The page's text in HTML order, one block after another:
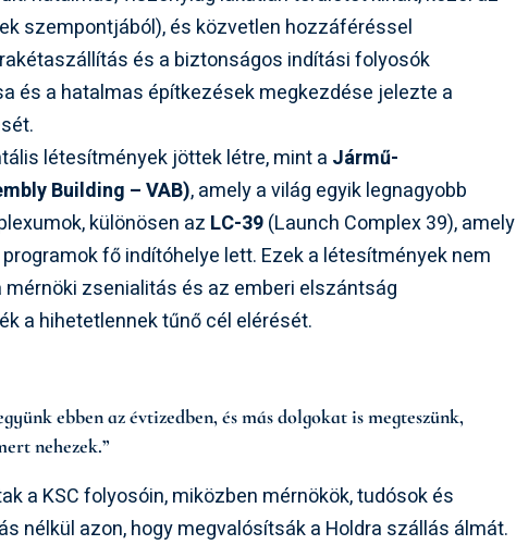
szempontjából), és közvetlen hozzáféréssel
és a biztonságos indítási folyosók
és a hatalmas építkezések megkezdése jelezte a
létesítmények jöttek létre, mint a Jármű-
Building – VAB), amely a világ egyik legnagyobb
különösen az LC-39(Launch Complex 39), amely
fő indítóhelye lett. Ezek a létesítmények nem
zsenialitás és az emberi elszántság
a hihetetlennek tűnő cél elérését.
ebben az évtizedben, és más dolgokat is megteszünk,
nehezek.”
a KSC folyosóin, miközben mérnökök, tudósok és
nélkül azon, hogy megvalósítsák a Holdra szállás álmát.